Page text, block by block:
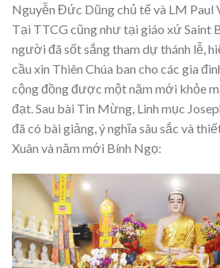
Nguyễn Đức Dũng chủ tế và LM Paul
Tại TTCG cũng như tại giáo xứ Saint
người đã sốt sắng tham dự thánh lễ,
cầu xin Thiên Chúa ban cho các gia
cộng đồng được một năm mới khỏe
đạt. Sau bài Tin Mừng, Linh mục
đã có bài giảng, ý nghĩa sâu sắc và
Xuân và năm mới Bính Ngọ: